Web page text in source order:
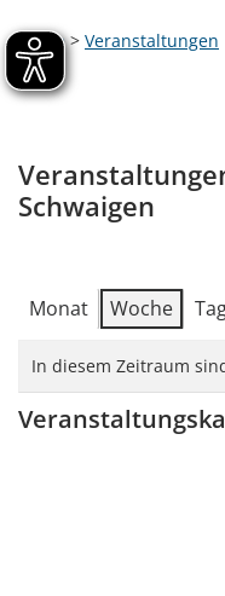
Home> Veranstaltungen
Schwaigen
Monat Woche
In diesem Zeitraum